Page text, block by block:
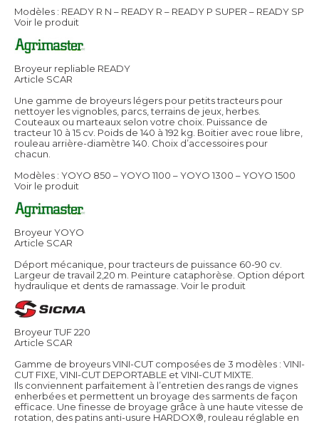
Modèles : READY R N – READY R – READY P SUPER – READY SP
Voir le produit
Broyeur repliable READY
Article SCAR
Une gamme de broyeurs légers pour petits tracteurs pour
nettoyer les vignobles, parcs, terrains de jeux, herbes.
Couteaux ou marteaux selon votre choix. Puissance de
tracteur 10 à 15 cv. Poids de 140 à 192 kg. Boitier avec roue libre,
rouleau arrière-diamètre 140. Choix d’accessoires pour
chacun.
Modèles : YOYO 850 – YOYO 1100 – YOYO 1300 – YOYO 1500
Voir le produit
Broyeur YOYO
Article SCAR
Déport mécanique, pour tracteurs de puissance 60-90 cv.
Largeur de travail 2,20 m. Peinture cataphorèse. Option déport
hydraulique et dents de ramassage. Voir le produit
Broyeur TUF 220
Article SCAR
Gamme de broyeurs VINI-CUT composées de 3 modèles : VINI-
CUT FIXE, VINI-CUT DEPORTABLE et VINI-CUT MIXTE.
Ils conviennent parfaitement à l’entretien des rangs de vignes
enherbées et permettent un broyage des sarments de façon
efficace. Une finesse de broyage grâce à une haute vitesse de
rotation, des patins anti-usure HARDOX®, rouleau réglable en